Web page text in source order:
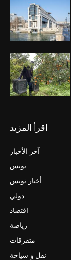
اقرأ المزيد
آخر الأخبار
تونس
أخبار تونس
دولي
اقتصاد
رياضة
متفرقات
نقل و سياحة